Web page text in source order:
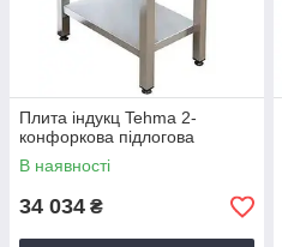
Плита індукц Tehma 2-
конфоркова підлогова
В наявності
34 034 ₴